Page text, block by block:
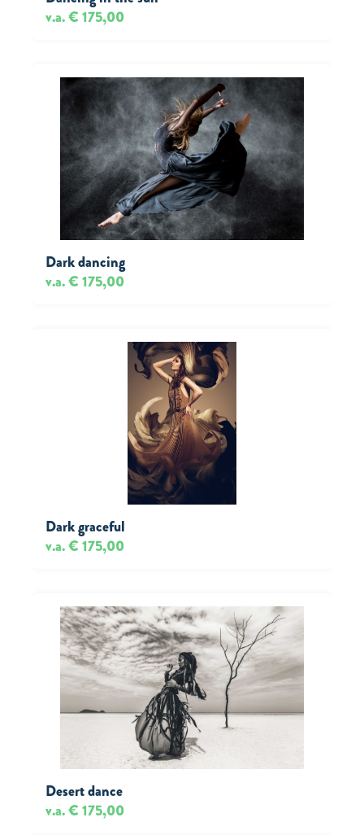
v.a. € 175,00
Dark dancing
v.a. € 175,00
Dark graceful
v.a. € 175,00
Desert dance
v.a. € 175,00